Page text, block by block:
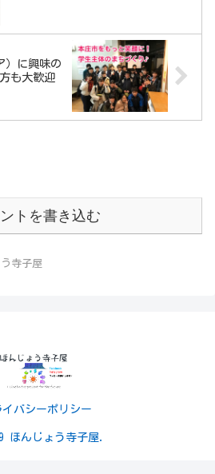
）に興味の
も大歓迎
トを書き込む
寺子屋
イバシーポリシー
ほんじょう寺子屋.